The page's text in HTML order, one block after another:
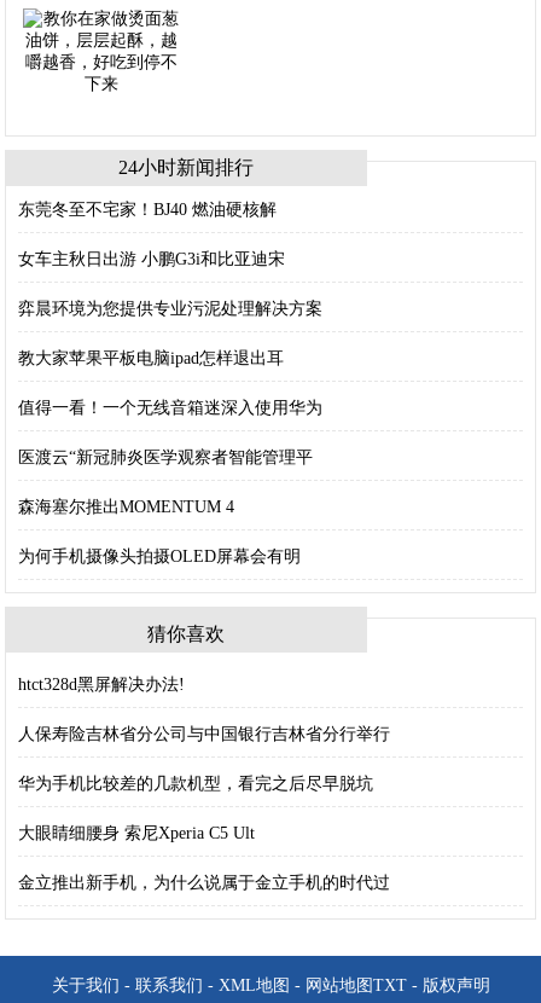
24小时新闻排行
东莞冬至不宅家！BJ40 燃油硬核解
女车主秋日出游 小鹏G3i和比亚迪宋
弈晨环境为您提供专业污泥处理解决方案
教大家苹果平板电脑ipad怎样退出耳
值得一看！一个无线音箱迷深入使用华为
医渡云“新冠肺炎医学观察者智能管理平
森海塞尔推出MOMENTUM 4
为何手机摄像头拍摄OLED屏幕会有明
猜你喜欢
htct328d黑屏解决办法!
人保寿险吉林省分公司与中国银行吉林省分行举行
华为手机比较差的几款机型，看完之后尽早脱坑
大眼睛细腰身 索尼Xperia C5 Ult
金立推出新手机，为什么说属于金立手机的时代过
关于我们 - 联系我们 - XML地图 - 网站地图 TXT- 版权声明